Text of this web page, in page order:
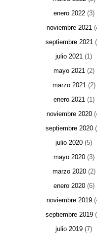
enero 2022(3)
noviembre 2021
septiembre 2021
julio 2021 (1)
mayo 2021(2)
marzo 2021(2)
enero 2021(1)
noviembre 2020
septiembre 2020
julio 2020 (5)
mayo 2020(3)
marzo 2020(2)
enero 2020(6)
noviembre 2019
septiembre 2019
julio 2019 (7)